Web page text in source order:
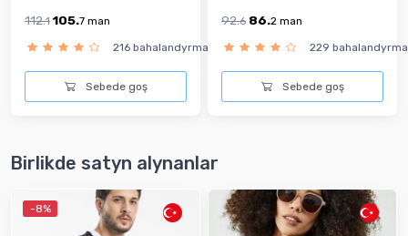
112.1 105.7 man
216 bahalandyrma
Sebede goş
92.6 86.2 man
229 bahalandyrma
Sebede goş
Birlikde satyn alynanlar
-8%